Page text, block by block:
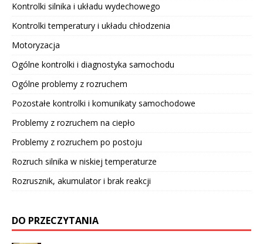
Kontrolki silnika i układu wydechowego
Kontrolki temperatury i układu chłodzenia
Motoryzacja
Ogólne kontrolki i diagnostyka samochodu
Ogólne problemy z rozruchem
Pozostałe kontrolki i komunikaty samochodowe
Problemy z rozruchem na ciepło
Problemy z rozruchem po postoju
Rozruch silnika w niskiej temperaturze
Rozrusznik, akumulator i brak reakcji
DO PRZECZYTANIA